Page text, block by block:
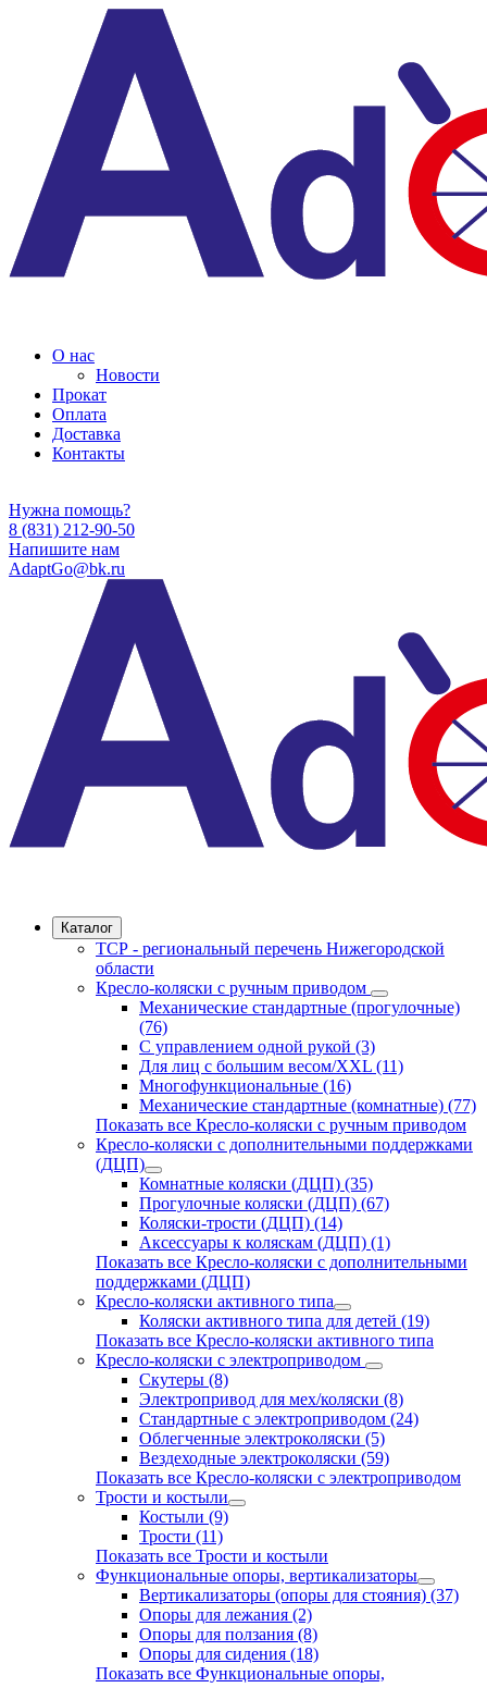
О нас
Новости
Прокат
Оплата
Доставка
Контакты
Нужна помощь?
8 (831) 212-90-50
Напишите нам
AdaptGo@bk.ru
Каталог
ТСР - региональный перечень Нижегородской
области
Кресло-коляски с ручным приводом
Механические стандартные (прогулочные)
(76)
С управлением одной рукой (3)
Для лиц с большим весом/XXL (11)
Многофункциональные (16)
Механические стандартные (комнатные) (77)
Показать все Кресло-коляски с ручным приводом
Кресло-коляски с дополнительными поддержками
(ДЦП)
Комнатные коляски (ДЦП) (35)
Прогулочные коляски (ДЦП) (67)
Коляски-трости (ДЦП) (14)
Аксессуары к коляскам (ДЦП) (1)
Показать все Кресло-коляски с дополнительными
поддержками (ДЦП)
Кресло-коляски активного типа
Коляски активного типа для детей (19)
Показать все Кресло-коляски активного типа
Кресло-коляски с электроприводом
Скутеры (8)
Электропривод для мех/коляски (8)
Стандартные с электроприводом (24)
Облегченные электроколяски (5)
Вездеходные электроколяски (59)
Показать все Кресло-коляски с электроприводом
Трости и костыли
Костыли (9)
Трости (11)
Показать все Трости и костыли
Функциональные опоры, вертикализаторы
Вертикализаторы (опоры для стояния) (37)
Опоры для лежания (2)
Опоры для ползания (8)
Опоры для сидения (18)
Показать все Функциональные опоры,